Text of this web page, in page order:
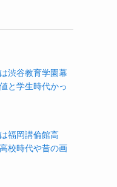
渋谷教育学園幕
と学生時代かっ
福岡講倫館高
校時代や昔の画